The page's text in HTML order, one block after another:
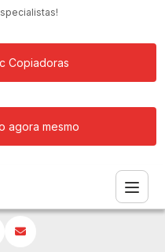
Copiadoras
agora mesmo